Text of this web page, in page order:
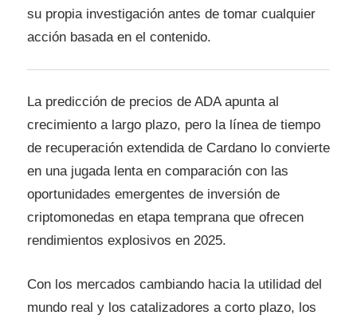
su propia investigación antes de tomar cualquier
acción basada en el contenido.
La predicción de precios de ADA apunta al
crecimiento a largo plazo, pero la línea de tiempo
de recuperación extendida de Cardano lo convierte
en una jugada lenta en comparación con las
oportunidades emergentes de inversión de
criptomonedas en etapa temprana que ofrecen
rendimientos explosivos en 2025.
Con los mercados cambiando hacia la utilidad del
mundo real y los catalizadores a corto plazo, los